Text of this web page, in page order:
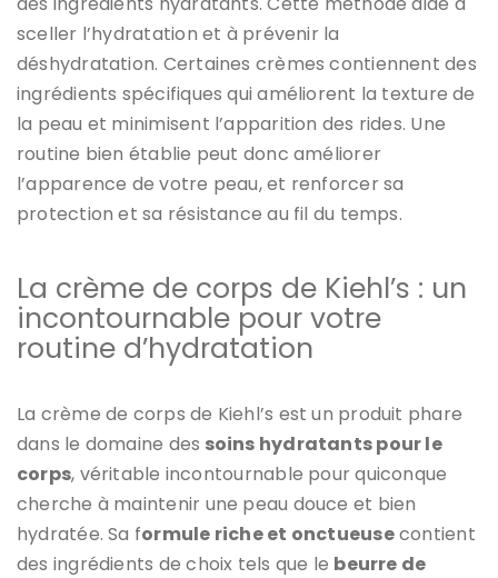
sceller l’hydratation et à prévenir la
déshydratation. Certaines crèmes contiennent des
ingrédients spécifiques qui améliorent la texture de
la peau et minimisent l’apparition des rides. Une
routine bien établie peut donc améliorer
l’apparence de votre peau, et renforcer sa
protection et sa résistance au fil du temps.
La crème de corps de Kiehl’s : un
incontournable pour votre
routine d’hydratation
La crème de corps de Kiehl’s est un produit phare
dans le domaine des soins hydratants pour le
corps, véritable incontournable pour quiconque
cherche à maintenir une peau douce et bien
hydratée. Sa formule riche et onctueusecontient
des ingrédients de choix tels que le beurre de